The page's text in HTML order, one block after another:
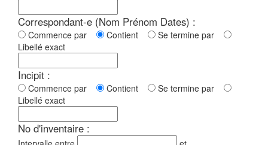
Correspondant-e (Nom Prénom Dates) :
Commence par Contient
Se termine par
Libellé exact
Incipit :
Commence par Contient
Se termine par
Libellé exact
No d'inventaire :